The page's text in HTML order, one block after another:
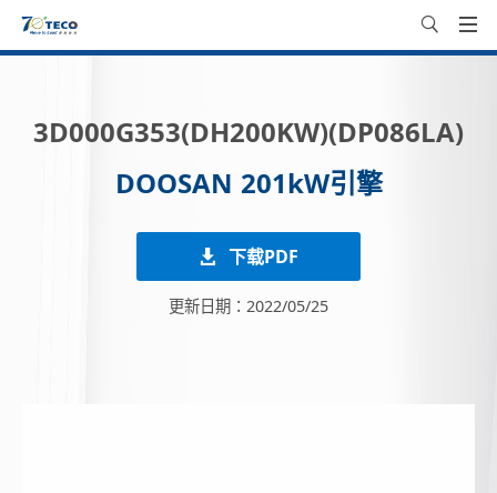
3D000G353(DH200KW)(DP086LA)
DOOSAN 201kW引擎
下载PDF
更新日期：2022/05/25